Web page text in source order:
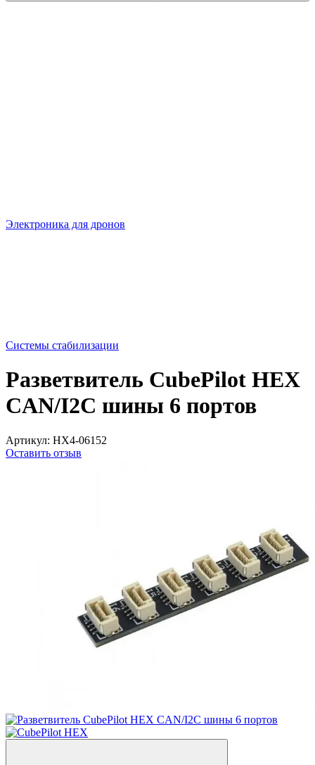
Электроника для дронов
Системы стабилизации
Разветвитель CubePilot HEX
CAN/I2C шины 6 портов
Артикул: HX4-06152
Оставить отзыв